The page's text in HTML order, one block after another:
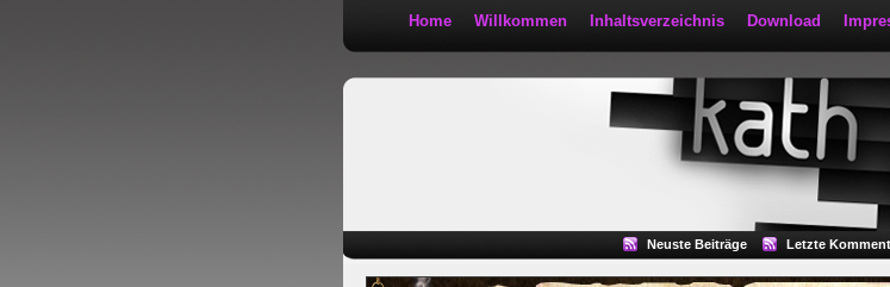
Home Willkommen Inhaltsverzeichnis Download
Neuste Beiträge Letzte